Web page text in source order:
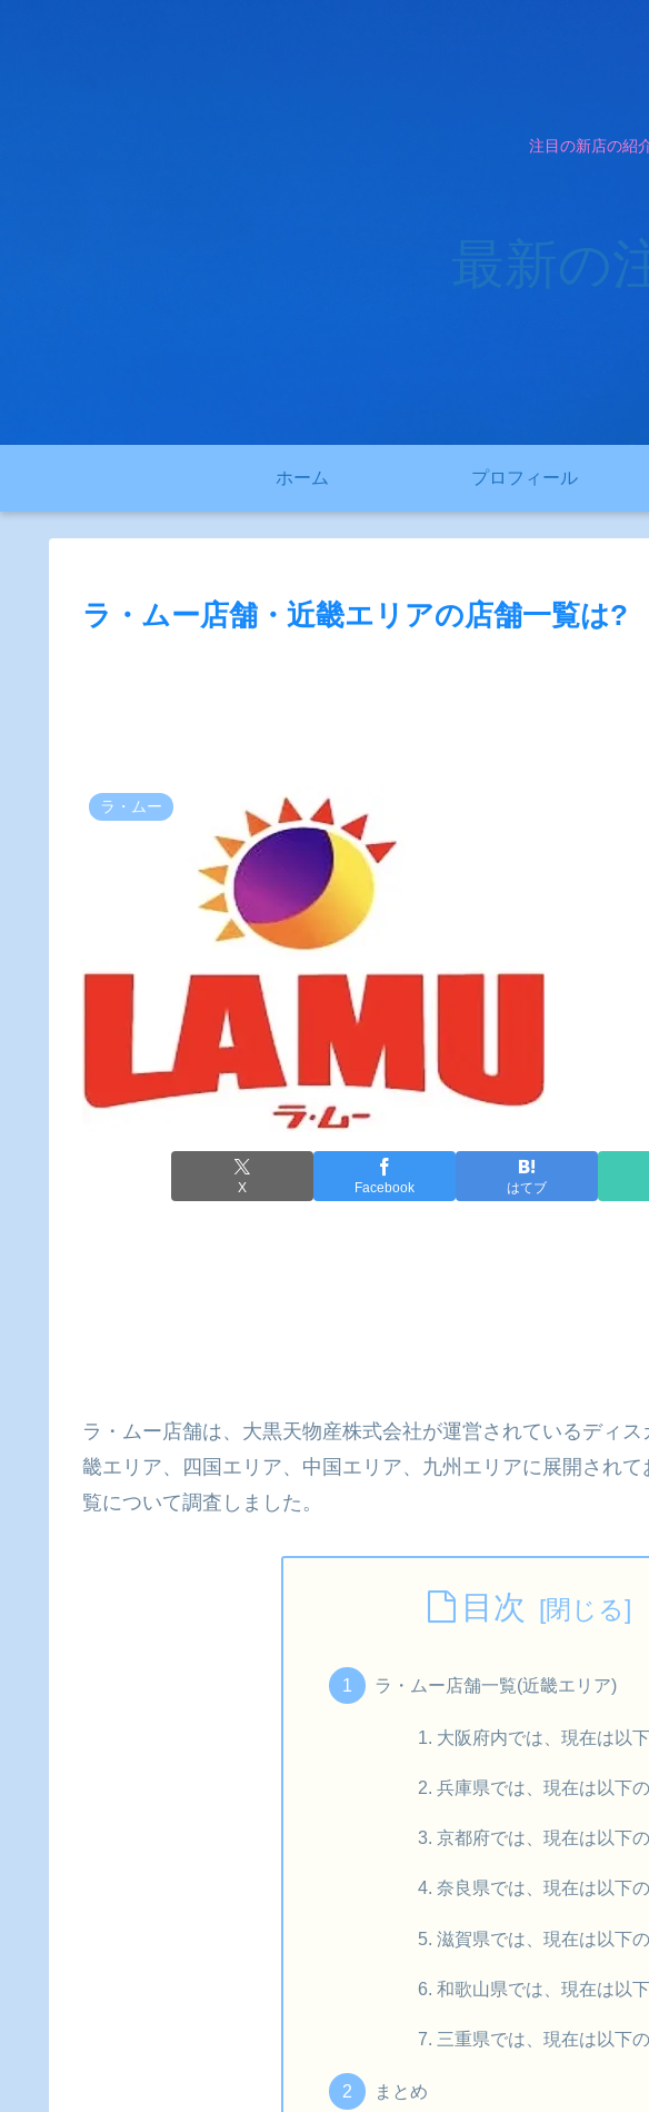
注目の新店の紹
最新の
ホーム プロフィール
ラ・ムー店舗・近畿エリアの店舗一覧は?
ラ・ムー
X Facebook はてブ
ラ・ムー店舗は、大黒天物産株式会社が運営されているディ
畿エリア、四国エリア、中国エリア、九州エリアに展開され
覧について調査しました。
目次
ラ・ムー店舗一覧(近畿エリア)
大阪府内では、現在は以下
兵庫県では、現在は以下の
京都府では、現在は以下の
奈良県では、現在は以下の
滋賀県では、現在は以下の
和歌山県では、現在は以下
三重県では、現在は以下の
まとめ